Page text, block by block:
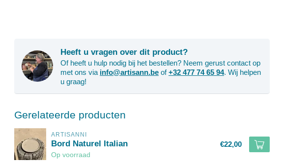
Heeft u vragen over dit product?
Of heeft u hulp nodig bij het bestellen? Neem gerust contact op
met ons via info@artisann.be of+32 477 74 65 94. Wij helpen
u graag!
Gerelateerde producten
ARTISANNI
Bord Naturel Italian
Op voorraad
€22,00